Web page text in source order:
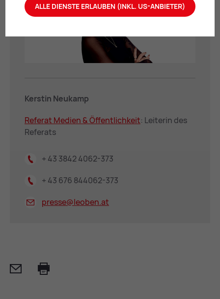
Kerstin Neukamp
Re­fe­rat Me­di­en & Öffent­lich­keit: Leiterin des
Referats
+ 43 3842 4062-373
+ 43 676 844062-373
presse@leoben.at
Mail
ALLE DIENSTE ERLAUBEN (INKL. US-ANBIETER)